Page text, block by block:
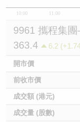
10:00 11:00
9961 攜程集
363.4
6.2
開市價
前收市價
成交額 (港元)
成交量 (股數)